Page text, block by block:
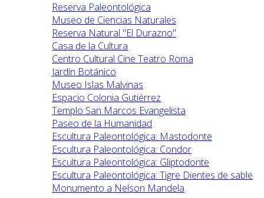
Reserva Paleontológica
Museo de Ciencias Naturales
Reserva Natural "El Durazno"
Casa de la Cultura
Centro Cultural Cine Teatro Roma
Jardín Botánico
Museo Islas Malvinas
Espacio Colonia Gutiérrez
Templo San Marcos Evangelista
Paseo de la Humanidad
Escultura Paleontológica: Mastodonte
Escultura Paleontológica: Condor
Escultura Paleontológica: Gliptodonte
Escultura Paleontológica: Tigre Dientes de sable
Monumento a Nelson Mandela